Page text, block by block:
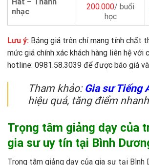
nhạc
200.000/ buổi
học
Lưu ý: Bảng giá trên chỉ mang tính chất
mức giá chính xác khách hàng liên hệ với
hotline: 0981.58.3039 để được báo giá
Tham khảo: Gia sư Tiếng
hiệu quả, tăng điểm nhanh
Trọng tâm giảng dạy của
gia sư uy tín tại Bình
Trọng tâm giảng dạy của gia sư tại Bình